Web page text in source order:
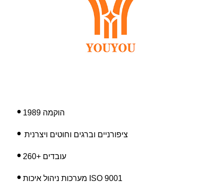
• הוקמה 1989
• ציפורניים וברגים וחוטים ויצרנית
• 26 0+ עובדים
• מערכות ניהול איכות ISO 9001